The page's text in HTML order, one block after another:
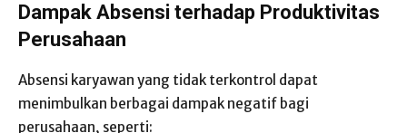
Dampak Absensi terhadap Produktivitas
Perusahaan
Absensi karyawan yang tidak terkontrol dapat
menimbulkan berbagai dampak negatif bagi
perusahaan, seperti: